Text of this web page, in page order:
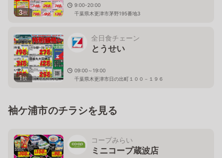
3枚
9:00-20:00
千葉県木更津市茅野195番地3
1枚
全日食チェーン
とうせい
09:00～19:00
千葉県木更津市日の出町１００－１９６
袖ケ浦市のチラシを見る
コープみらい
ミニコープ蔵波店